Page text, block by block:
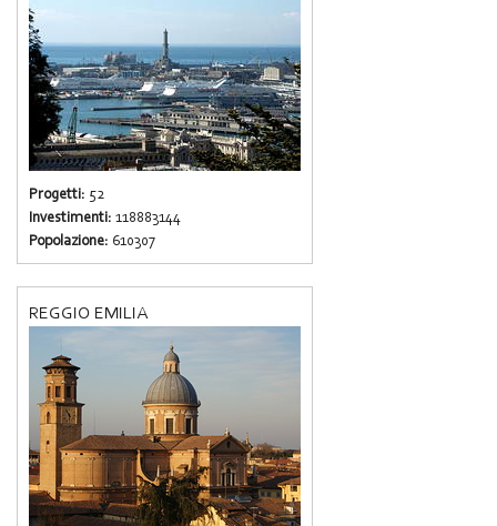
Progetti: 52
Investimenti: 118883144
Popolazione: 610307
REGGIO EMILIA